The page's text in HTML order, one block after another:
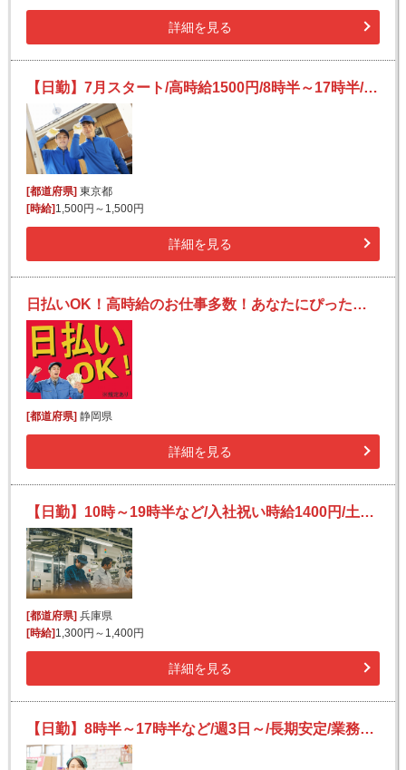
詳細を見る
【日勤】7月スタート/高時給1500円/8時半～17時半/週5日/配達のお手伝い/駅チカ5分/未経験歓迎
[都道府県]東京都
[時給]1,500円～1,500円
詳細を見る
日払いOK！高時給のお仕事多数！あなたにぴったりのお仕事を見つけます！
[都道府県] 静岡県
詳細を見る
【日勤】10時～19時半など/入社祝い時給1400円/土日祝休み/未経験歓迎！/ステンレス加工業務
[都道府県] 兵庫県
[時給] 1,300円～1,400円
詳細を見る
【日勤】8時半～17時半など/週3日～/長期安定/業務用スーパーの簡単レジ打ち